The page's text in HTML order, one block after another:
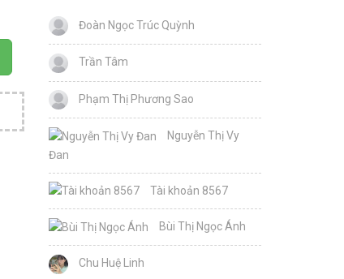
Đoàn Ngọc Trúc Quỳnh
Trần Tâm
Phạm Thị Phương Sao
Nguyễn Thị Vy
Đan
Tài khoản 8567
Bùi Thị Ngọc Ánh
Chu Huệ Linh